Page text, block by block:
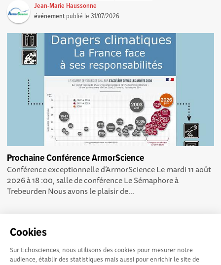
Cookies
Sur Echosciences, nous utilisons des cookies pour mesurer notre
audience, établir des statistiques mais aussi pour enrichir le site de
Jean-Marie Haussonne
événement publié le31/07/2026
Prochaine Conférence ArmorScience
Conférence exceptionnelle d’ArmorScience Le mardi 11 août
2026 à 18 :00, salle de conférence Le Sémaphore à
Trebeurden Nous avons le plaisir de...
Conditions Générales d'utilisation
Echosciences Sud